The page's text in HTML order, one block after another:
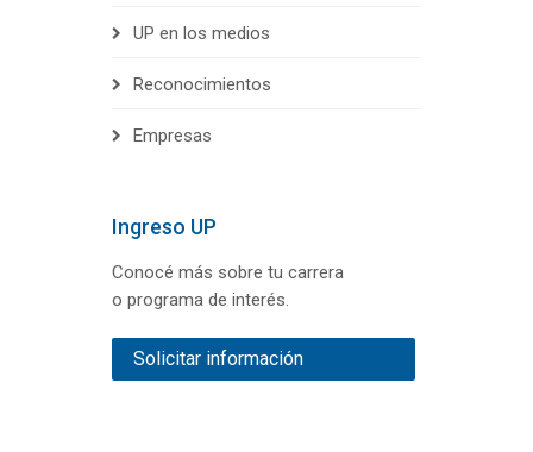
UP en los medios
Reconocimientos
Empresas
Ingreso UP
Conocé más sobre tu carrera
o programa de interés.
Solicitar información